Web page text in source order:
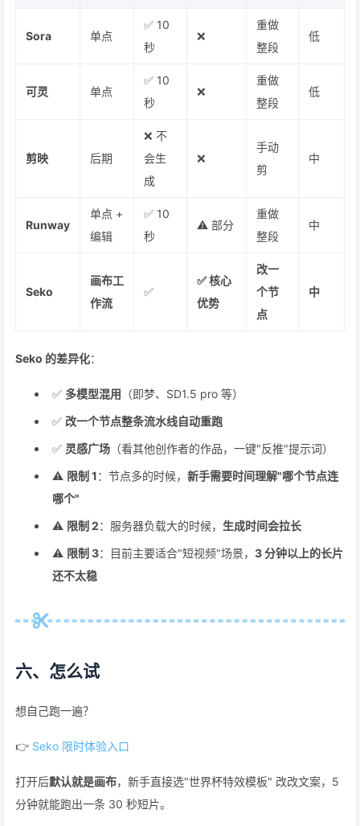
Sora 单点
✅ 10
秒
❌
重做
整段
低
可灵 单点
✅ 10
秒
❌
重做
整段
低
剪映 后期
❌ 不
会生
成
❌
手动
剪
中
Runway
单点 +
编辑
✅ 10
秒
⚠ 部分
重做
整段
中
Seko
画布工
作流
✅
✅ 核心
优势
改一
个节
点
中
Seko 的差异化：
✅ 多模型混用 （即梦、SD1.5 pro 等）
✅ 改一个节点整条流水线自动重跑
✅ 灵感广场 （看其他创作者的作品，一键"反推"提示词）
⚠ 限制 1：节点多的时候， 新手需要时间理解"哪个节点连
哪个"
⚠ 限制 2：服务器负载大的时候， 生成时间会拉长
⚠ 限制 3：目前主要适合"短视频"场景， 3 分钟以上的长片
还不太稳
六、怎么试
想自己跑一遍？
👉 Seko 限时体验入口
打开后默认就是画布，新手直接选"世界杯特效模板" 改改文案，5
分钟就能跑出一条 30 秒短片。